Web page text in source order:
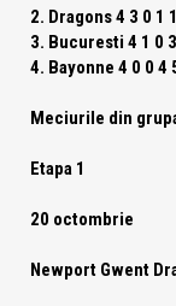
2. Dragons 4 3 0 1
3. Bucuresti 4 1 0
4. Bayonne 4 0 0 4
Meciurile din
Etapa 1
20 octombrie
Newport Gwent